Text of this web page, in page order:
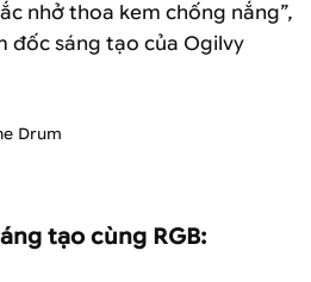
nhở thoa kem chống nắng”,
đốc sáng tạo của Ogilvy
Drum
tạo cùng RGB: